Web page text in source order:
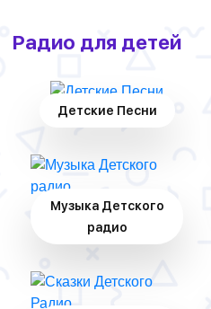
Радио для детей
Детские Песни
Музыка Детского
радио